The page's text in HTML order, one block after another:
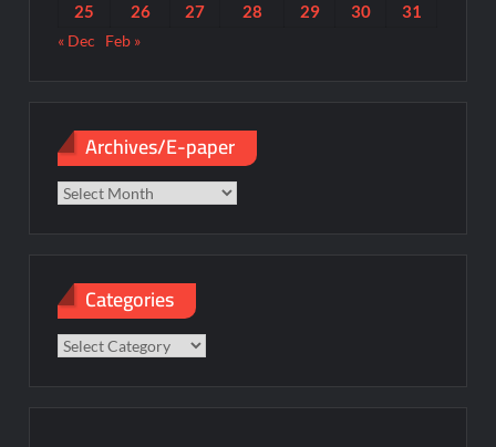
25
26 27 28 29 30 31
« Dec Feb »
Archives/E-paper
Categories
Categories